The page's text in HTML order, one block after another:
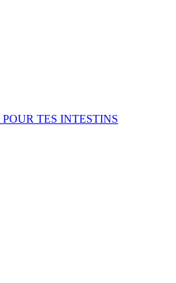
TES INTESTINS